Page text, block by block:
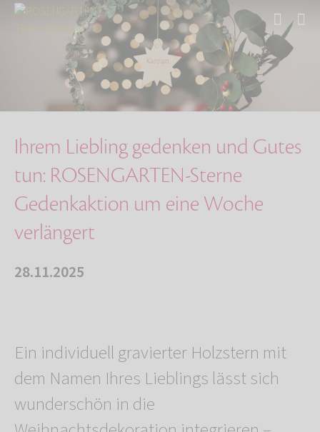
Über uns
Aktuelles
Ihrem Liebling gedenken und Gutes tun: ROSENG…
Ihrem Liebling gedenken und Gutes
tun: ROSENGARTEN-Sterne
Gedenkaktion um eine Woche
verlängert
28.11.2025
Ein individuell gravierter Holzstern mit
dem Namen Ihres Lieblings lässt sich
wunderschön in die